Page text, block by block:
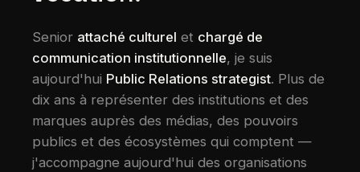
Senior attaché culturel et chargé de
communication institutionnelle, je suis
aujourd'hui Public Relations strategist. Plus de
dix ans à représenter des institutions et des
marques auprès des médias, des pouvoirs
publics et des écosystèmes qui comptent —
j'accompagne aujourd'hui des organisations